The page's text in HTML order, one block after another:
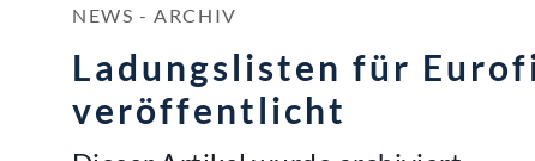
NEWS - ARCHIV
Ladungslisten für
veröffentlicht